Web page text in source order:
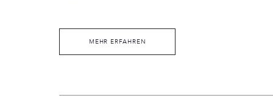
MEHR ERFAHREN